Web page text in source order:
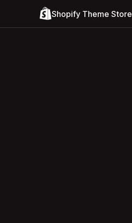
Shopify Theme Store